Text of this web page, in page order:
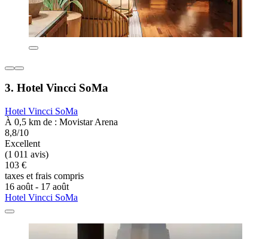
3. Hotel Vincci SoMa
Hotel Vincci SoMa
À 0,5 km de : Movistar Arena
8,8/10
Excellent
(1 011 avis)
103 €
taxes et frais compris
16 août - 17 août
Hotel Vincci SoMa